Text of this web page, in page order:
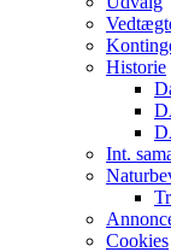
Historie
Int.
Cookies